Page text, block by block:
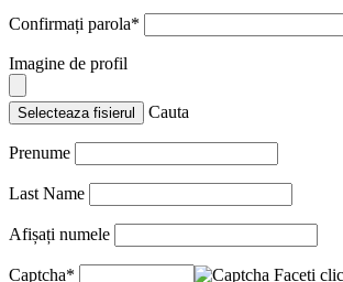
Confirmați parola*
Imagine de profil
Selecteaza fisierul Cauta
Prenume
Last Name
Afișați numele
Captcha*
Faceți